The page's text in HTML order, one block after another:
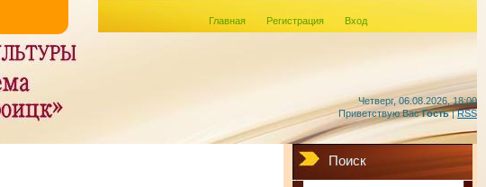
Четверг, 06.08.2026, 18:00
Приветствую Вас Гость|RSS
Главная Регистрация Вход
Поиск